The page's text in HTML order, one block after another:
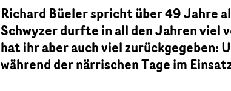
Richard Büeler spricht über 49 Jahre
Schwyzer durfte in all den Jahren viel
hat ihr aber auch viel zurückgegeben:
während der närrischen Tage im